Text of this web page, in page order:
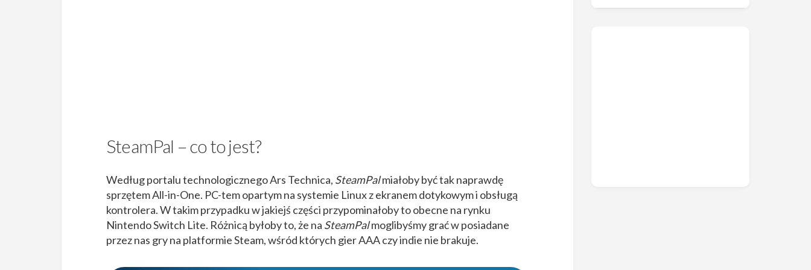
SteamPal – co to jest?
Według portalu technologicznego Ars Technica, SteamPalmiałoby być tak naprawdę
sprzętem All-in-One. PC-tem opartym na systemie Linux z ekranem dotykowym i obsługą
kontrolera. W takim przypadku w jakiejś części przypominałoby to obecne na rynku
Nintendo Switch Lite. Różnicą byłoby to, że na SteamPalmoglibyśmy grać w posiadane
przez nas gry na platformie Steam, wśród których gier AAA czy indie nie brakuje.